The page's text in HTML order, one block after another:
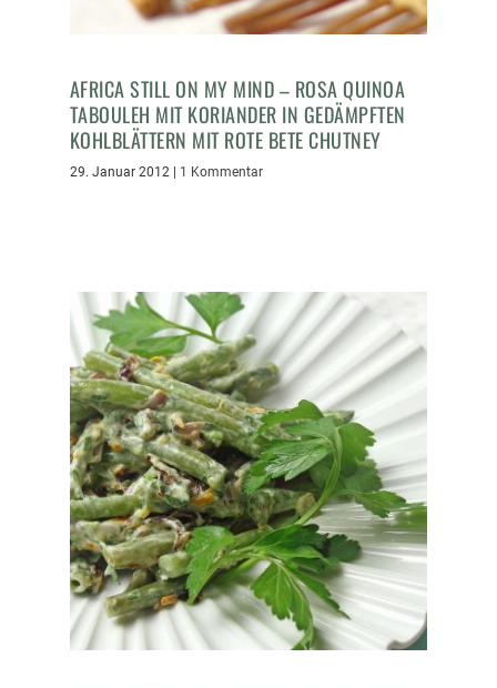
AFRICA STILL ON MY MIND – ROSA QUINOA
TABOULEH MIT KORIANDER IN GEDÄMPFTEN
KOHLBLÄTTERN MIT ROTE BETE CHUTNEY
29. Januar 2012| 1 Kommentar